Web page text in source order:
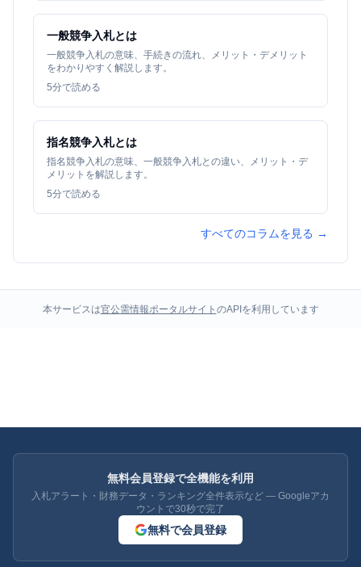
一般競争入札とは
一般競争入札の意味、手続きの流れ、メリット・デメリット
をわかりやすく解説します。
5分で読める
指名競争入札とは
指名競争入札の意味、一般競争入札との違い、メリット・デ
メリットを解説します。
5分で読める
すべてのコラムを見る →
本サービスは官公需情報ポータルサイト のAPIを利用しています
無料会員登録で全機能を利用
入札アラート・財務データ・ランキング全件表示など — Googleアカ
ウントで30秒で完了
無料で会員登録